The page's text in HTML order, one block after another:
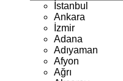
İstanbul
Ankara
İzmir
Adana
Adıyaman
Afyon
Ağrı